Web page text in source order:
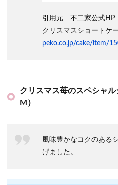
引用元 不二家公式HP
クリスマスショートケ
peko.co.jp/cake/item/
クリスマス苺のスペシャル
M）
風味豊かなコクのある
げました。